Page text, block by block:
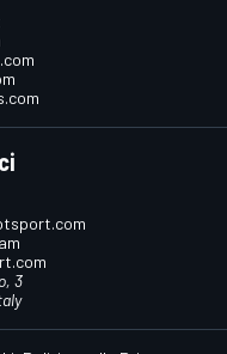
3